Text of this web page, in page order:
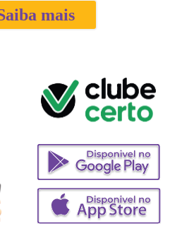
mais